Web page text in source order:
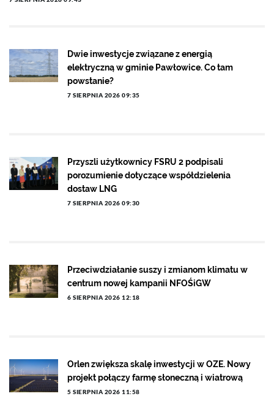
Dwie inwestycje związane z energią
elektryczną w gminie Pawłowice. Co tam
powstanie?
7 SIERPNIA 2026 09:35
Przyszli użytkownicy FSRU 2 podpisali
porozumienie dotyczące współdzielenia
dostaw LNG
7 SIERPNIA 2026 09:30
Przeciwdziałanie suszy i zmianom klimatu w
centrum nowej kampanii NFOŚiGW
6 SIERPNIA 2026 12:18
Orlen zwiększa skalę inwestycji w OZE. Nowy
projekt połączy farmę słoneczną i wiatrową
5 SIERPNIA 2026 11:58